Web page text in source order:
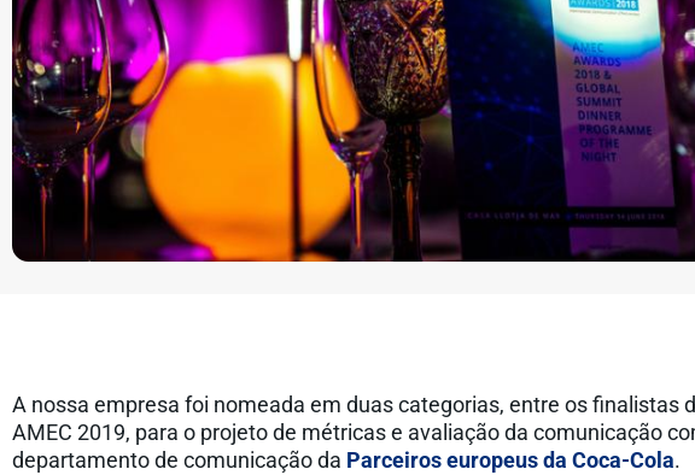
A nossa empresa foi nomeada em duas categorias, entre os finalistas
AMEC 2019, para o projeto de métricas e avaliação da comunicação
departamento de comunicação da Parceiros europeus da Coca-Cola.